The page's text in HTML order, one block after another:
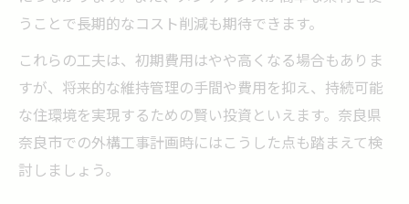
うことで長期的なコスト削減も期待できます。
これらの工夫は、初期費用はやや高くなる場合もありま
すが、将来的な維持管理の手間や費用を抑え、持続可能
な住環境を実現するための賢い投資といえます。奈良県
奈良市での外構工事計画時にはこうした点も踏まえて検
討しましょう。